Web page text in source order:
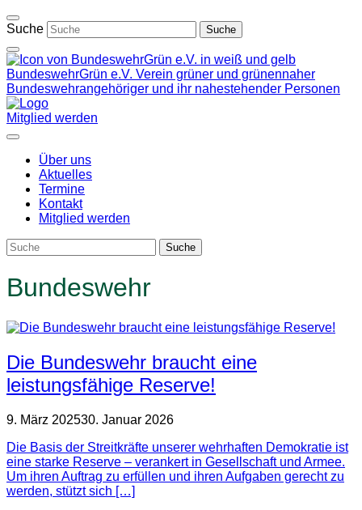
Weiter
zum
Suche
BundeswehrGrün e.V. Verein grüner und grünennaher
Bundeswehrangehöriger und ihr nahestehender Personen
Mitglied werden
Über uns
Aktuelles
Termine
Kontakt
Mitglied werden
Bundeswehr
Die Bundeswehr braucht eine
leistungsfähige Reserve!
9. März 202530. Januar 2026
Die Basis der Streitkräfte unserer wehrhaften Demokratie ist
eine starke Reserve – verankert in Gesellschaft und Armee.
Um ihren Auftrag zu erfüllen und ihren Aufgaben gerecht zu
werden, stützt sich […]